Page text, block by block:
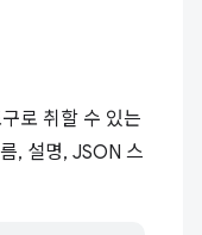
로 취할 수 있는
, 설명, JSON 스